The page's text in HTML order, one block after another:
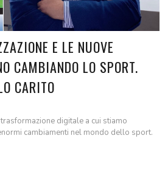
E LE NUOVE
CAMBIANDO LO SPORT.
CARITO
digitale a cui stiamo
cambiamenti nel mondo dello sport.